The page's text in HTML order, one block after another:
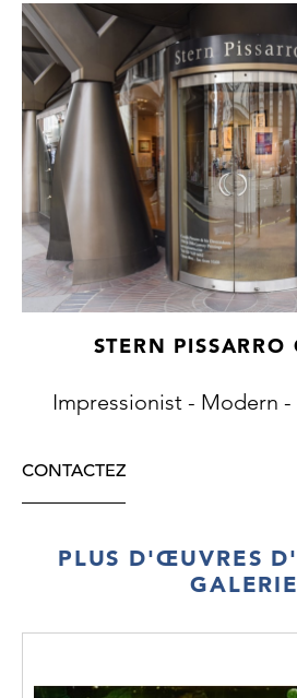
STERN PISSARRO
Impressionist - Modern
CONTACTEZ
PLUS D'ŒUVRES
GALERIE